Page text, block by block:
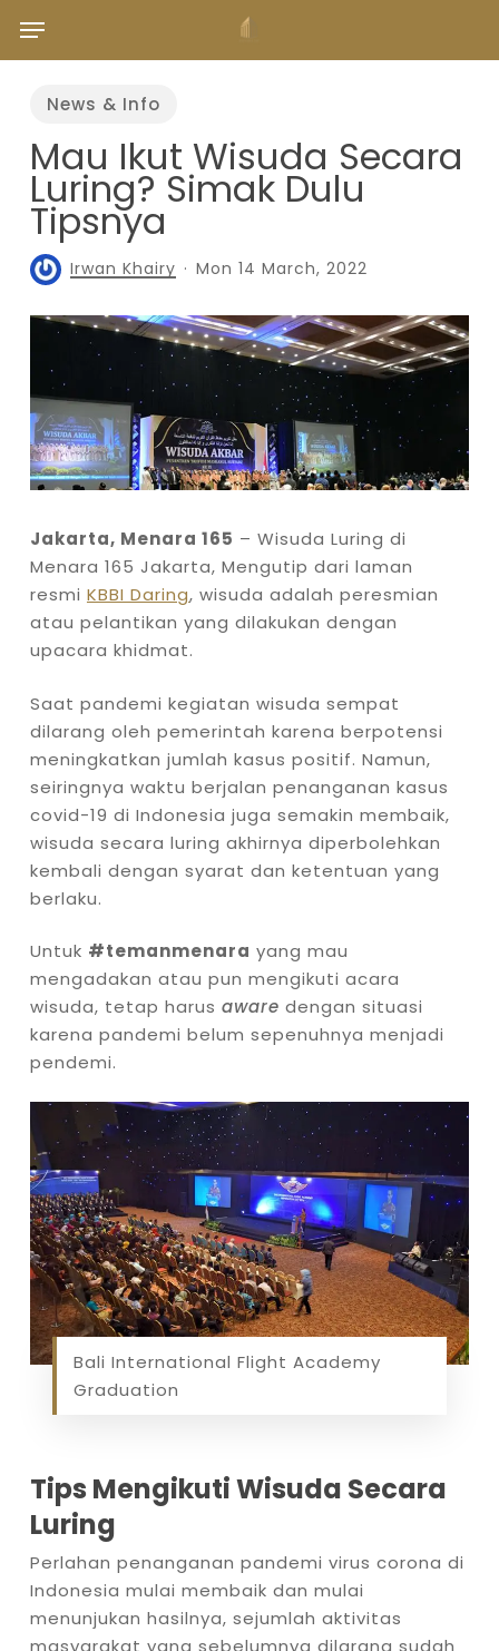
content
Menu
News & Info
Mau Ikut Wisuda Secara
Luring? Simak Dulu
Tipsnya
Irwan Khairy Mon 14 March, 2022
Jakarta, Menara 165 – Wisuda Luring di
Menara 165 Jakarta, Mengutip dari laman
resmi KBBI Daring, wisuda adalah peresmian
atau pelantikan yang dilakukan dengan
upacara khidmat.
Saat pandemi kegiatan wisuda sempat
dilarang oleh pemerintah karena berpotensi
meningkatkan jumlah kasus positif. Namun,
seiringnya waktu berjalan penanganan kasus
covid-19 di Indonesia juga semakin membaik,
wisuda secara luring akhirnya diperbolehkan
kembali dengan syarat dan ketentuan yang
berlaku.
Untuk #temanmenara yang mau
mengadakan atau pun mengikuti acara
wisuda, tetap harus aware dengan situasi
karena pandemi belum sepenuhnya menjadi
pendemi.
Bali International Flight Academy
Graduation
Tips Mengikuti Wisuda Secara
Luring
Perlahan penanganan pandemi virus corona di
Indonesia mulai membaik dan mulai
menunjukan hasilnya, sejumlah aktivitas